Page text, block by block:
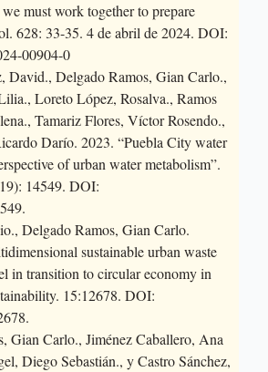
must work together to prepare
628: 33-35. 4 de abril de 2024. DOI:
00904-0
David., Delgado Ramos, Gian Carlo.,
Loreto López, Rosalva., Ramos
Tamariz Flores, Víctor Rosendo.,
Darío. 2023. “Puebla City water
of urban water metabolism”.
14549. DOI:
Delgado Ramos, Gian Carlo.
sustainable urban waste
in transition to circular economy in
15:12678. DOI:
Gian Carlo., Jiménez Caballero, Ana
Diego Sebastián., y Castro Sánchez,